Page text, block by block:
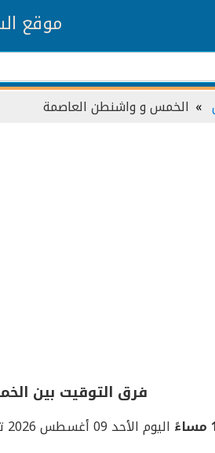
موقع
الخمس و واشنطن العاصمة
فرق التوقيت بين
اليوم الأحد 09 أغسطس 2026 تكون الساعة في واشنطن العاصمة